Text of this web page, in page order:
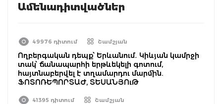
Ամենադիտվածներ
49976 դիտում Շամշյան
Ողբերգական դեպք՝ Երևանում․ Կիևյան կամրջի
տակ՝ ճանապարհի երթևեկելի գոտում,
հայտնաբերվել է տղամարդու մարմին.
ՖՈՏՈՌԵՊՈՐՏԱԺ, ՏԵՍԱՆՅՈւԹ
41395 դիտում Շամշյան